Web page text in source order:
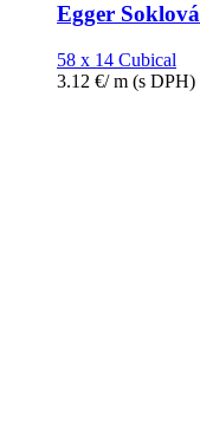
Egger
58 x 14 Cubical
3.12 €/ m (s DPH)